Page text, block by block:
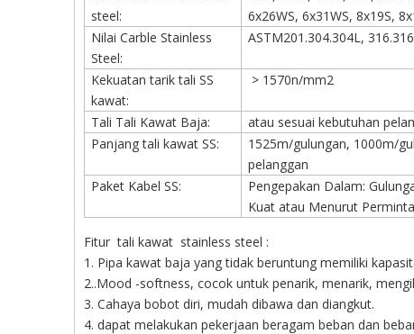
steel:
6x26WS, 6x31WS, 8x19S,
Nilai Carble Stainless
Steel:
ASTM201.304.304L,
Kekuatan tarik tali SS
kawat:
> 1570n/mm2
Tali Tali Kawat Baja:
atau sesuai kebutuhan
Panjang tali kawat SS:
1525m/gulungan, 1000m/
pelanggan
Paket Kabel SS:
Pengepakan Dalam:
Kuat atau Menurut
Fitur tali kawat stainless steel :
1. Pipa kawat baja yang tidak beruntung memiliki
2..Mood -softness, cocok untuk penarik, menarik,
3. Cahaya bobot diri, mudah dibawa dan diangkut.
4. dapat melakukan pekerjaan beragam beban dan